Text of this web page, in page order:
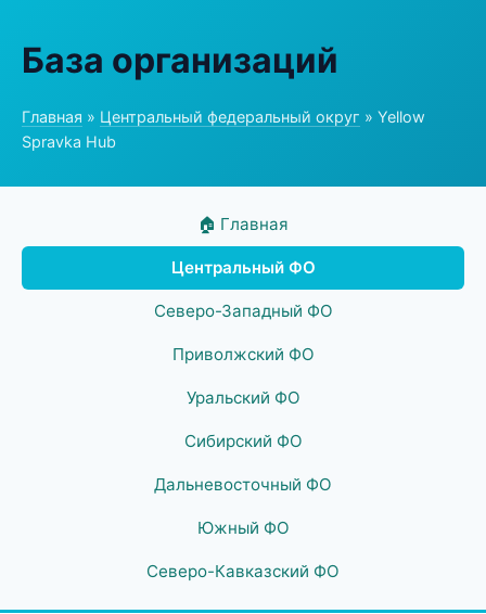
База организаций
Главная » Центральный федеральный округ » Yellow
Spravka Hub
🏠 Главная
Центральный ФО
Северо-Западный ФО
Приволжский ФО
Уральский ФО
Сибирский ФО
Дальневосточный ФО
Южный ФО
Северо-Кавказский ФО